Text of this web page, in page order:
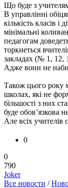
Що буде з
В управлінні
кількість класів
мінімальні
педагогам
торкнеться
закладах (№ 1, 12,
Адже вони не
Також цього року
школах, які не
більшості з них
буде обов’язкова
Але всіх учителів
0
0
790
Joker
Все новости /